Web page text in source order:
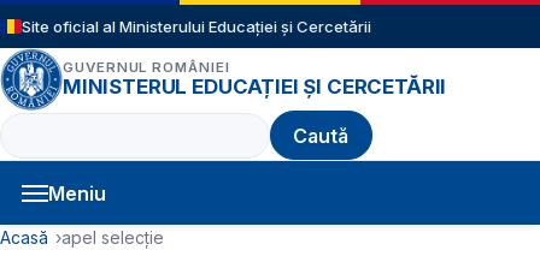
Sari la conținutul principal
Site oficial al Ministerului Educației și Cercetării
GUVERNUL ROMÂNIEI
MINISTERUL EDUCAȚIEI ȘI CERCETĂRII
Caută
Meniu
Navigație principală
Cale de navigare
Acasă apel selecție